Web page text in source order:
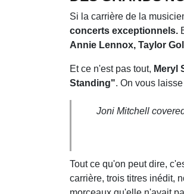
Si la carrière de la
concerts exceptionnels.
Annie Lennox, Taylor
Et ce n'est pas tout, Meryl
Standing". On vous
Joni Mitchell
Tout ce qu'on peut dire,
carrière, trois titres inédit,